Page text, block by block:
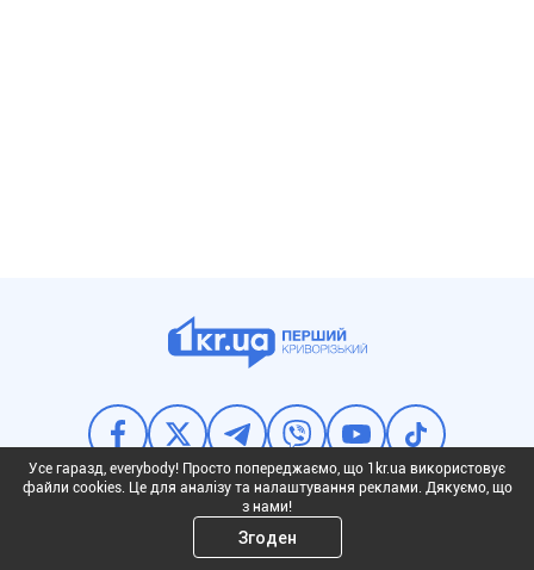
Усе гаразд, everybody! Просто попереджаємо, що 1kr.ua використовує
файли cookies. Це для аналізу та налаштування реклами. Дякуємо, що
з нами!
Згоден